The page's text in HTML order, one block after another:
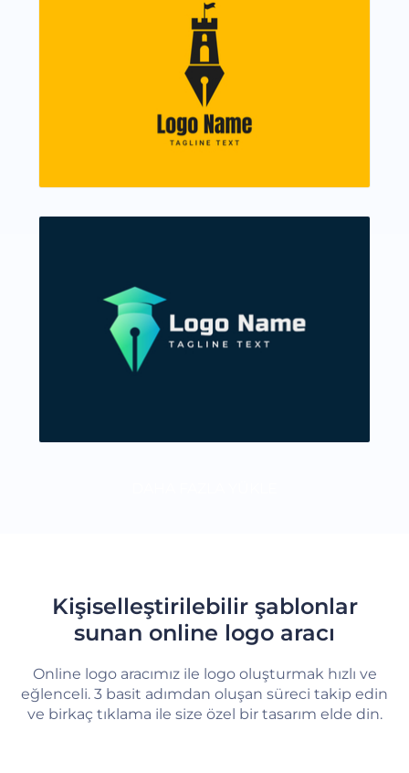
Kişiselleştirilebilir şablonlar
sunan online logo aracı
Online logo aracımız ile logo oluşturmak hızlı ve
eğlenceli. 3 basit adımdan oluşan süreci takip edin
ve birkaç tıklama ile size özel bir tasarım elde din.